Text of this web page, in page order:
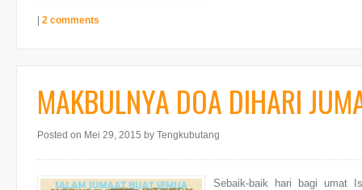
2 comments
MAKBULNYA DOA DIHARI
Posted on Mei 29, 2015 by Tengkubutang
Sebaik-baik hari bagi umat